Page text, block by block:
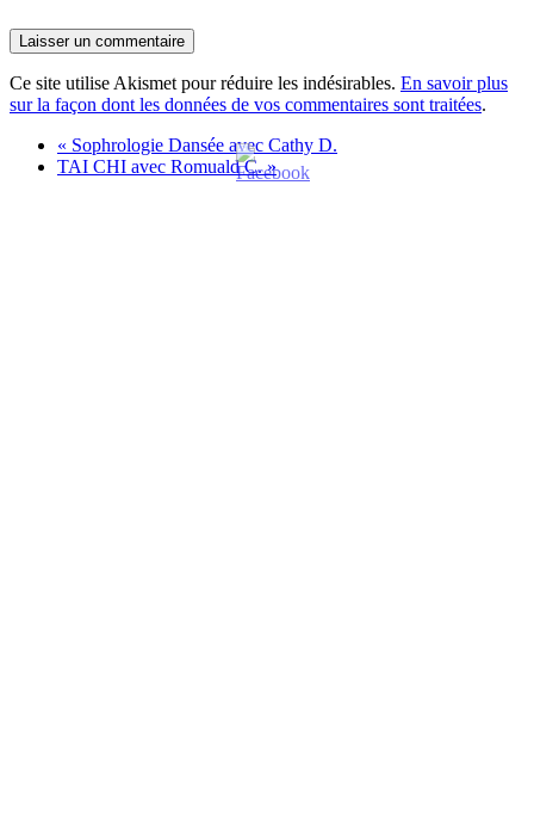
Ce site utilise Akismet pour réduire les indésirables. En savoir plus
sur la façon dont les données de vos commentaires sont traitées.
« Sophrologie Dansée avec Cathy D.
TAI CHI avec Romuald C.»